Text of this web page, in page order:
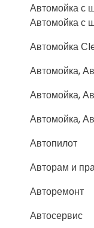
Автомойка с
Автомойка с
Автомойка
Автомойка,
Автомойка,
Автомойка,
Автопилот
Авторам и
Авторемонт
Автосервис